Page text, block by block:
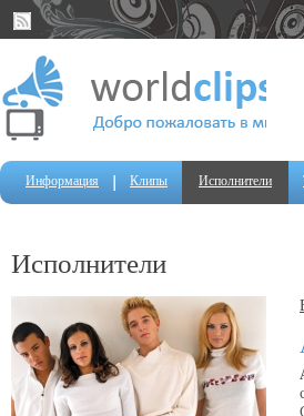
Информация Клипы Исполнители
Исполнители